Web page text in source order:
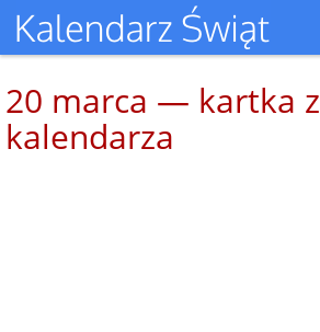
20 marca — kartka z
kalendarza